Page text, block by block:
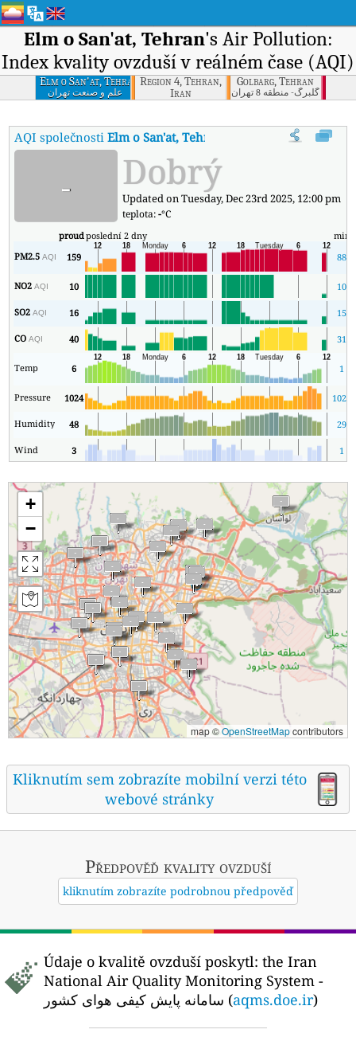
Elm o San'at, Tehran's Air Pollution:
Index kvality ovzduší v reálném čase (AQI)
Elm o San'at, Tehran
علم و صنعت تهران
Region 4, Tehran,
Iran
Golbarg, Tehran
گلبرگ- منطقه 8 تهران
AQI společnostiElm o San'at, Tehran Index kvality vzduchu v
- Dobrý
Updated on Tuesday, Dec 23rd 2025, 12:00 pm
teplota:-°C
proudposlední 2 dny min
PM2.5AQI 159 88
NO2AQI 10 10
SO2AQI 16 15
COAQI 40 31
Temp 6 1
Pressure 1024 1021
Humidity 48 29
Wind 3 1
+
−
map ©OpenStreetMapcontributors
Kliknutím sem zobrazíte mobilní verzi této
webové stránky
Předpověď kvality ovzduší
kliknutím zobrazíte podrobnou předpověď
Údaje o kvalitě ovzduší poskytl: the Iran
National Air Quality Monitoring System -
سامانه پایش کیفی هوای کشور (aqms.doe.ir)